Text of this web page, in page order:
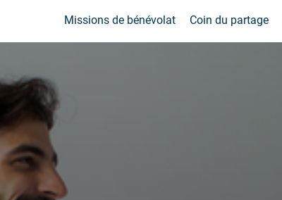
Missions de bénévolat Coin du partage